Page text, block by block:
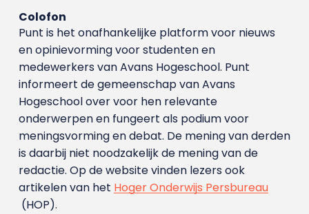
Colofon
Punt is het onafhankelijke platform voor nieuws
en opinievorming voor studenten en
medewerkers van Avans Hoge­school. Punt
informeert de gemeenschap van Avans
Hogeschool over voor hen relevante
onderwerpen en fungeert als podium voor
meningsvorming en debat. De mening van derden
is daarbij niet noodzakelijk de mening van de
redactie. Op de website vinden lezers ook
artikelen van het Hoger Onderwijs Persbureau
(HOP).